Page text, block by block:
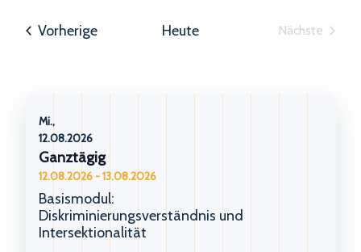
Navigation
wählen.
VorherigeVeranstaltungen
Heute
Nächste
Mi.,
12.08.2026
Ganztägig
12.08.2026-13.08.2026
Basismodul:
Diskriminierungsverständnis und
Intersektionalität